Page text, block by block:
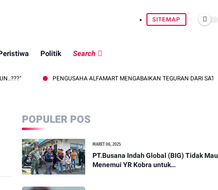
SITEMAP
Politik Search
PENGUSAHA ALFAMART MENGABAIKAN TEGURAN DARI SATPOL PP
POPULER POS
MARET 06, 2025
PT.Busana Indah Global (BIG) Tidak Mau
Menemui YR Kobra untuk